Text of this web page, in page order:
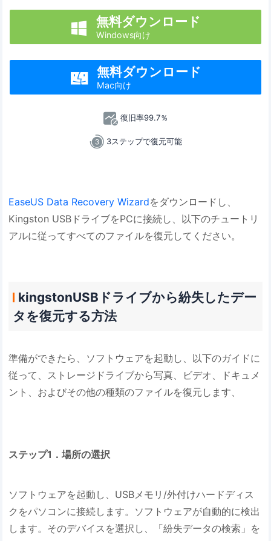
 無料ダウンロード
Windows向け
 無料ダウンロード
Mac向け
復旧率99.7％
3ステップで復元可能
EaseUS Data Recovery Wizardをダウンロードし、
Kingston USBドライブをPCに接続し、以下のチュートリ
アルに従ってすべてのファイルを復元してください。
kingstonUSBドライブから紛失したデー
タを復元する方法
準備ができたら、ソフトウェアを起動し、以下のガイドに
従って、ストレージドライブから写真、ビデオ、ドキュメ
ント、およびその他の種類のファイルを復元します、
ステップ1．場所の選択
ソフトウェアを起動し、USBメモリ/外付けハードディス
クをパソコンに接続します。ソフトウェアが自動的に検出
します。そのデバイスを選択し、「紛失データの検索」を